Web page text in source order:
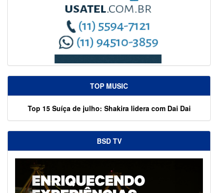
TOP MUSIC
Top 15 Suíça de julho: Shakira lidera com Dai Dai
BSD TV